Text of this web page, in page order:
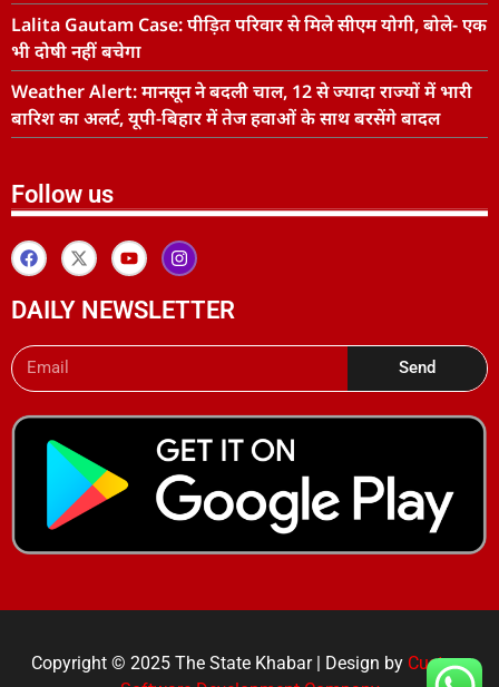
Lalita Gautam Case: पीड़ित परिवार से मिले सीएम योगी, बोले- एक
भी दोषी नहीं बचेगा
Weather Alert: मानसून ने बदली चाल, 12 से ज्यादा राज्यों में भारी
बारिश का अलर्ट, यूपी-बिहार में तेज हवाओं के साथ बरसेंगे बादल
Follow us
DAILY NEWSLETTER
Send
Copyright © 2025 The State Khabar | Design by Custom